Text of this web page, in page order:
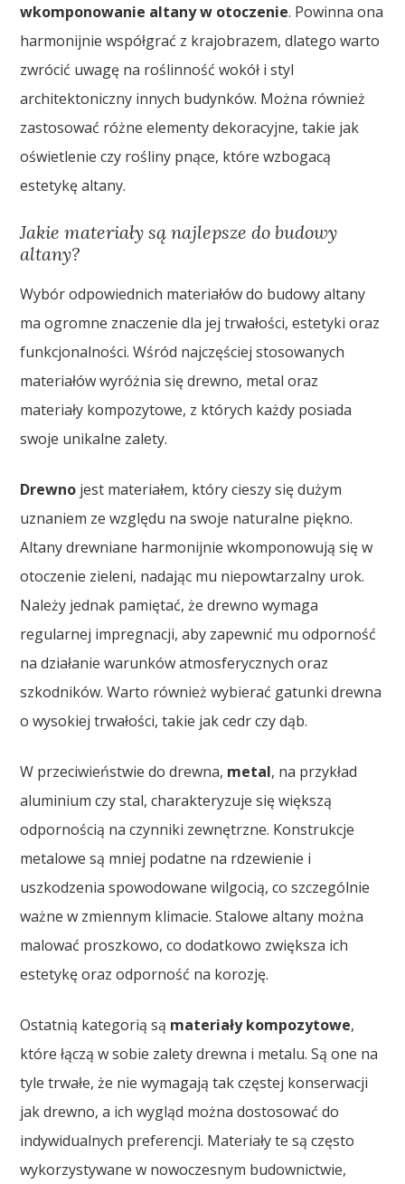
wkomponowanie altany w otoczenie. Powinna ona
harmonijnie współgrać z krajobrazem, dlatego warto
zwrócić uwagę na roślinność wokół i styl
architektoniczny innych budynków. Można również
zastosować różne elementy dekoracyjne, takie jak
oświetlenie czy rośliny pnące, które wzbogacą
estetykę altany.
Jakie materiały są najlepsze do budowy
altany?
Wybór odpowiednich materiałów do budowy altany
ma ogromne znaczenie dla jej trwałości, estetyki oraz
funkcjonalności. Wśród najczęściej stosowanych
materiałów wyróżnia się drewno, metal oraz
materiały kompozytowe, z których każdy posiada
swoje unikalne zalety.
Drewno jest materiałem, który cieszy się dużym
uznaniem ze względu na swoje naturalne piękno.
Altany drewniane harmonijnie wkomponowują się w
otoczenie zieleni, nadając mu niepowtarzalny urok.
Należy jednak pamiętać, że drewno wymaga
regularnej impregnacji, aby zapewnić mu odporność
na działanie warunków atmosferycznych oraz
szkodników. Warto również wybierać gatunki drewna
o wysokiej trwałości, takie jak cedr czy dąb.
W przeciwieństwie do drewna, metal, na przykład
aluminium czy stal, charakteryzuje się większą
odpornością na czynniki zewnętrzne. Konstrukcje
metalowe są mniej podatne na rdzewienie i
uszkodzenia spowodowane wilgocią, co szczególnie
ważne w zmiennym klimacie. Stalowe altany można
malować proszkowo, co dodatkowo zwiększa ich
estetykę oraz odporność na korozję.
Ostatnią kategorią są materiały kompozytowe,
które łączą w sobie zalety drewna i metalu. Są one na
tyle trwałe, że nie wymagają tak częstej konserwacji
jak drewno, a ich wygląd można dostosować do
indywidualnych preferencji. Materiały te są często
wykorzystywane w nowoczesnym budownictwie,